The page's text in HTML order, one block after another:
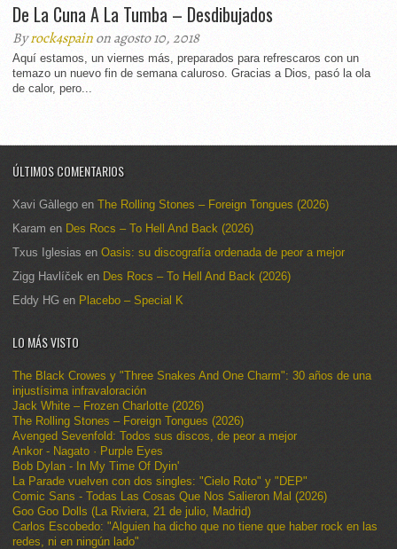
De La Cuna A La Tumba – Desdibujados
Byrock4spainon agosto 10, 2018
Aquí estamos, un viernes más, preparados para refrescaros con un
temazo un nuevo fin de semana caluroso. Gracias a Dios, pasó la ola
de calor, pero...
ÚLTIMOS COMENTARIOS
Xavi Gàllego en The Rolling Stones – Foreign Tongues (2026)
Karam en Des Rocs – To Hell And Back (2026)
Txus Iglesias en Oasis: su discografía ordenada de peor a mejor
Zigg Havlíček en Des Rocs – To Hell And Back (2026)
Eddy HG en Placebo – Special K
LO MÁS VISTO
The Black Crowes y "Three Snakes And One Charm": 30 años de una
injustísima infravaloración
Jack White – Frozen Charlotte (2026)
The Rolling Stones – Foreign Tongues (2026)
Avenged Sevenfold: Todos sus discos, de peor a mejor
Ankor - Nagato · Purple Eyes
Bob Dylan - In My Time Of Dyin'
La Parade vuelven con dos singles: "Cielo Roto" y "DEP"
Comic Sans - Todas Las Cosas Que Nos Salieron Mal (2026)
Goo Goo Dolls (La Riviera, 21 de julio, Madrid)
Carlos Escobedo: "Alguien ha dicho que no tiene que haber rock en las
redes, ni en ningún lado"